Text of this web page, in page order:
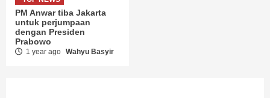
PM Anwar tiba Jakarta
untuk perjumpaan
dengan Presiden
Prabowo
1 year ago Wahyu Basyir